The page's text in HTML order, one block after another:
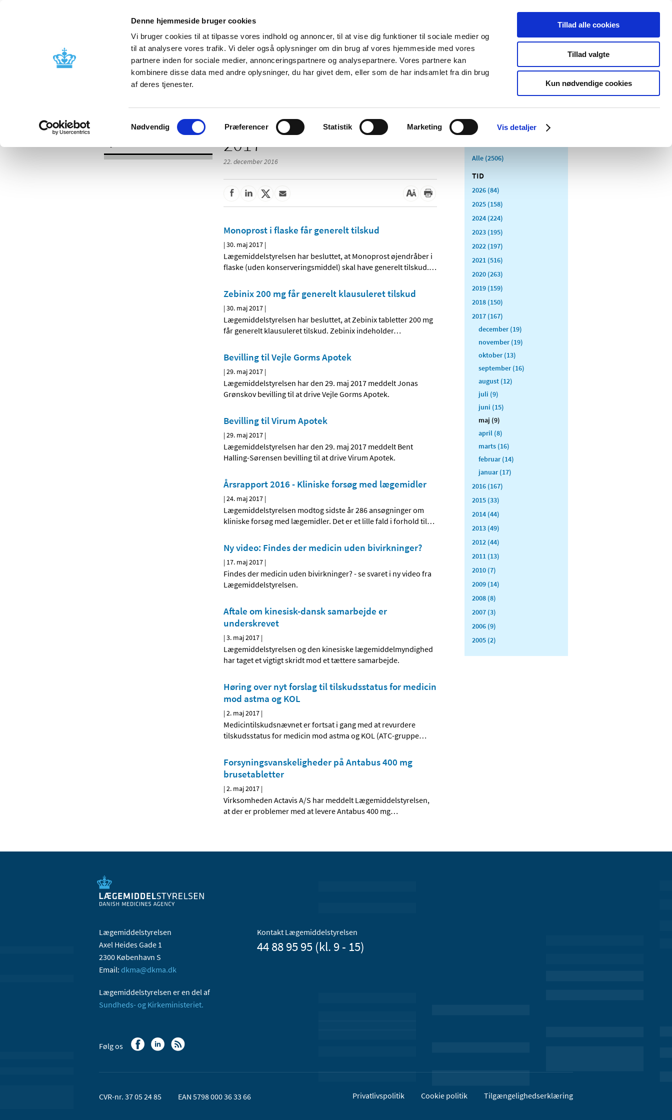
Denne hjemmeside bruger cookies
Vi bruger cookies til at tilpasse vores indhold og annoncer, til at vise dig funktioner til sociale medier og
til at analysere vores trafik. Vi deler også oplysninger om din brug af vores hjemmeside med vores
partnere inden for sociale medier, annonceringspartnere og analysepartnere. Vores partnere kan
kombinere disse data med andre oplysninger, du har givet dem, eller som de har indsamlet fra din brug
af deres tjenester.
Samtykkevalg
Nødvendig Præferencer Statistik Marketing Vis detaljer
Tillad alle cookies
Tillad valgte
Kun nødvendige cookies
Nyheder Om os Kontakt Udgivelser
Godkendelse og
Bivirkninger og
produktinformation
Tilskud og
Apoteker og salg af
Medicinsk
Særlige
produktområder
2017
22. december 2016
Monoprost i flaske får generelt tilskud
|30. maj 2017 |
Lægemiddelstyrelsen har besluttet, at Monoprost øjendråber i
flaske (uden konserveringsmiddel) skal have generelt tilskud.…
Zebinix 200 mg får generelt klausuleret tilskud
|30. maj 2017 |
Lægemiddelstyrelsen har besluttet, at Zebinix tabletter 200 mg
får generelt klausuleret tilskud. Zebinix indeholder…
Bevilling til Vejle Gorms Apotek
|29. maj 2017 |
Lægemiddelstyrelsen har den 29. maj 2017 meddelt Jonas
Grønskov bevilling til at drive Vejle Gorms Apotek.
Bevilling til Virum Apotek
|29. maj 2017 |
Lægemiddelstyrelsen har den 29. maj 2017 meddelt Bent
Halling-Sørensen bevilling til at drive Virum Apotek.
Årsrapport 2016 - Kliniske forsøg med lægemidler
|24. maj 2017 |
Lægemiddelstyrelsen modtog sidste år 286 ansøgninger om
kliniske forsøg med lægemidler. Det er et lille fald i forhold til…
Ny video: Findes der medicin uden bivirkninger?
| 17. maj 2017 |
Findes der medicin uden bivirkninger? - se svaret i ny video fra
Lægemiddelstyrelsen.
Aftale om kinesisk-dansk samarbejde er
underskrevet
|3. maj 2017 |
Lægemiddelstyrelsen og den kinesiske lægemiddelmyndighed
har taget et vigtigt skridt mod et tættere samarbejde.
Høring over nyt forslag til tilskudsstatus for medicin
mod astma og KOL
|2. maj 2017 |
Medicintilskudsnævnet er fortsat i gang med at revurdere
tilskudsstatus for medicin mod astma og KOL (ATC-gruppe…
Forsyningsvanskeligheder på Antabus 400 mg
brusetabletter
|2. maj 2017 |
Virksomheden Actavis A/S har meddelt Lægemiddelstyrelsen,
at der er problemer med at levere Antabus 400 mg…
Alle (2506)
TID
2026 (84)
2025 (158)
2024 (224)
2023 (195)
2022 (197)
2021 (516)
2020 (263)
2019 (159)
2018 (150)
2017 (167)
december (19)
november (19)
oktober (13)
september (16)
august (12)
juli (9)
juni (15)
maj (9)
april (8)
marts (16)
februar (14)
januar (17)
2016 (167)
2015 (33)
2014 (44)
2013 (49)
2012 (44)
2011 (13)
2010 (7)
2009 (14)
2008 (8)
2007 (3)
2006 (9)
2005 (2)
Lægemiddelstyrelsen
Axel Heides Gade 1
2300 København S
Email: dkma@dkma.dk
Lægemiddelstyrelsen er en del af
Sundheds- og Kirkeministeriet.
Kontakt Lægemiddelstyrelsen
44 88 95 95 (kl. 9 - 15)
Følg os
CVR-nr. 37 05 24 85 EAN 5798 000 36 33 66 Privatlivspolitik Cookie politik Tilgængelighedserklæring